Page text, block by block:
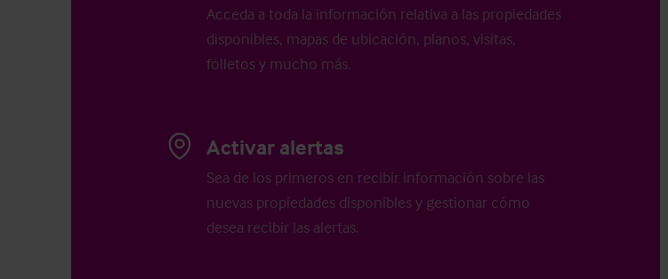
Acceda a toda la información relativa a las propiedades
disponibles, mapas de ubicación, planos, visitas,
folletos y mucho más.
Activar alertas
Sea de los primeros en recibir información sobre las
nuevas propiedades disponibles y gestionar cómo
desea recibir las alertas.